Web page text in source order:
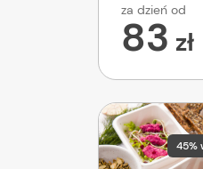
za dzień od
83 zł
45%